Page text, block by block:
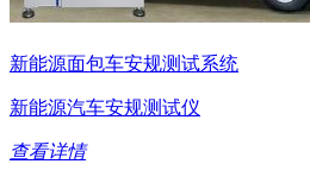
新能源面包车安规测试系统
新能源汽车安规测试仪
查看详情